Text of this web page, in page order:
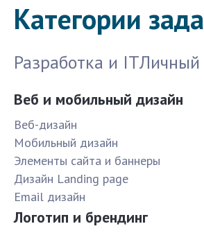
Категории
Разработка и IT
Веб и мобильный дизайн
Веб-дизайн
Мобильный дизайн
Элементы сайта и баннеры
Дизайн Landing page
Email дизайн
Логотип и брендинг